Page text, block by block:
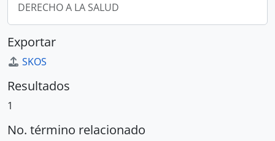
DERECHO A LA SALUD
Exportar
SKOS
Resultados
1
No. término relacionado